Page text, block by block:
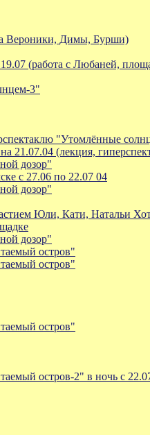
Вероники, Димы, Бурши)
(работа с Любаней,
3"
"Утомлённые
21.07.04 (лекция,
дозор"
с 27.06 по 22.07 04
дозор"
Юли, Кати, Натальи
дозор"
остров"
остров"
остров"
остров-2" в ночь с